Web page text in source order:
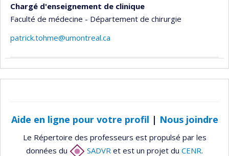
Chargé d'enseignement de clinique
Faculté de médecine - Département de chirurgie
patrick.tohme@umontreal.ca
Aide en ligne pour votre profil | Nous joindre
Le Répertoire des professeurs est propulsé par les
données du
SADVR et est un projet du CENR.